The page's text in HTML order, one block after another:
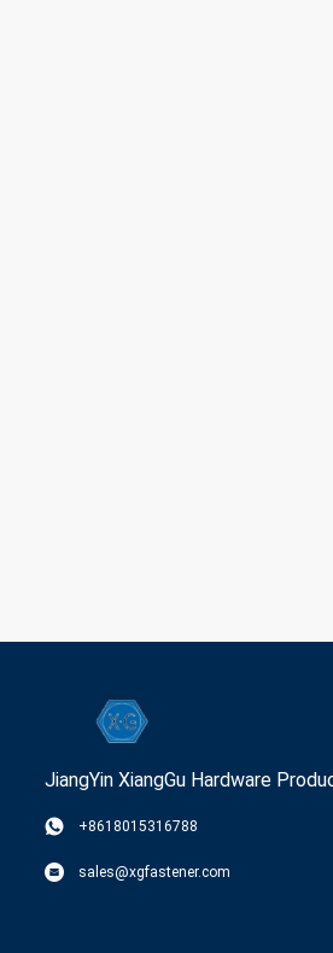
JiangYin XiangGu Hardware
+8618015316788
sales@xgfastener.com